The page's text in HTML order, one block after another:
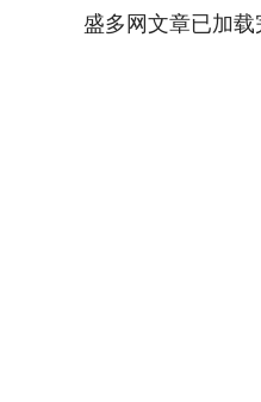
盛多网文章已加